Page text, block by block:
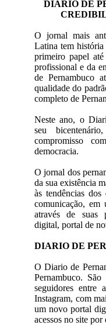
DIARIO DE
O jornal mais
Latina tem
primeiro papel
profissional e da
de Pernambuco
qualidade do
completo de
Neste ano, o
seu
compromisso
democracia.
O jornal dos
da sua existência
às tendências
comunicação,
através de suas
digital, portal de
DIARIO DE
O Diario de
Pernambuco.
seguidores entre
Instagram, com
um novo portal
acessos no site por